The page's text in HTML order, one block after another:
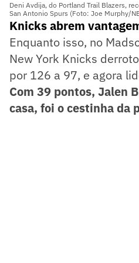
Deni Avdija, do Portland Trail Blazers,
San Antonio Spurs (Foto: Joe Murphy/
Knicks abrem
Enquanto isso, no
New York Knicks
por 126 a 97, e agora
Com 39 pontos, Jalen
casa, foi o cestinha da